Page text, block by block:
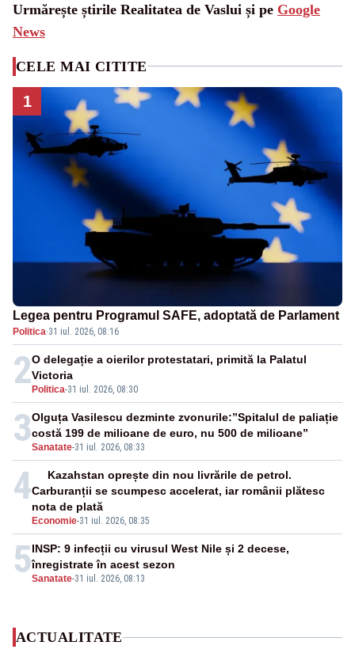
Urmărește știrile Realitatea de Vaslui și pe Google
News
CELE MAI CITITE
1
Legea pentru Programul SAFE, adoptată de Parlament
Politica·31 iul. 2026, 08:16
2 Politica-31 iul. 2026, 08:30
O delegație a oierilor protestatari, primită la Palatul
Victoria
3Sanatate-31 iul. 2026, 08:33
Olguța Vasilescu dezminte zvonurile:”Spitalul de paliație
costă 199 de milioane de euro, nu 500 de milioane”
4
Economie-31 iul. 2026, 08:35
Kazahstan oprește din nou livrările de petrol.
Carburanții se scumpesc accelerat, iar românii plătesc
nota de plată
5Sanatate-31 iul. 2026, 08:13
INSP: 9 infecții cu virusul West Nile și 2 decese,
înregistrate în acest sezon
ACTUALITATE